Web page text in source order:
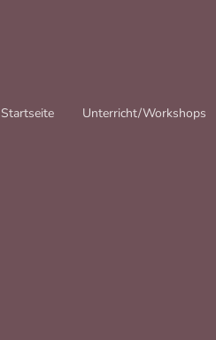
Startseite Unterricht/Workshops